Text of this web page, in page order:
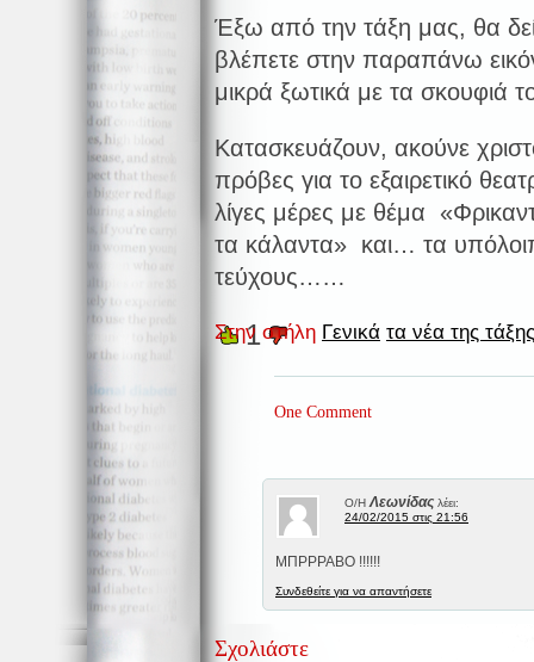
Έξω από την τάξη μας, θα
βλέπετε στην παραπάνω
μικρά ξωτικά με τα σκουφιά
Κατασκευάζουν, ακούνε
πρόβες για το εξαιρετικό
λίγες μέρες με θέμα
τα κάλαντα» και… τα
τεύχους……
Στην στήλη Γενικά τα νέα της
1
One Comment
Ο/Η Λεωνίδας λέει:
24/02/2015 στις 21:56
ΜΠΡΡΡΑΒΟ !!!!!!
Συνδεθείτε για να απαντήσετε
Σχολιάστε